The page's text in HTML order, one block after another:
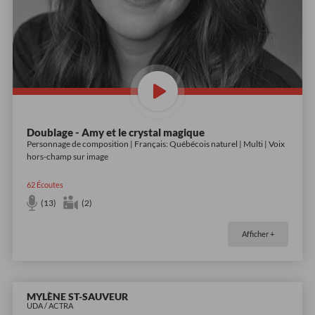
Doublage - Amy et le crystal magique
Personnage de composition | Français: Québécois naturel | Multi | Voix
hors-champ sur image
62Écoutes
(13) (2)
Afficher +
MYLÈNE ST-SAUVEUR
UDA / ACTRA